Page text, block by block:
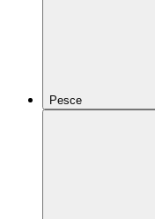
Pesce